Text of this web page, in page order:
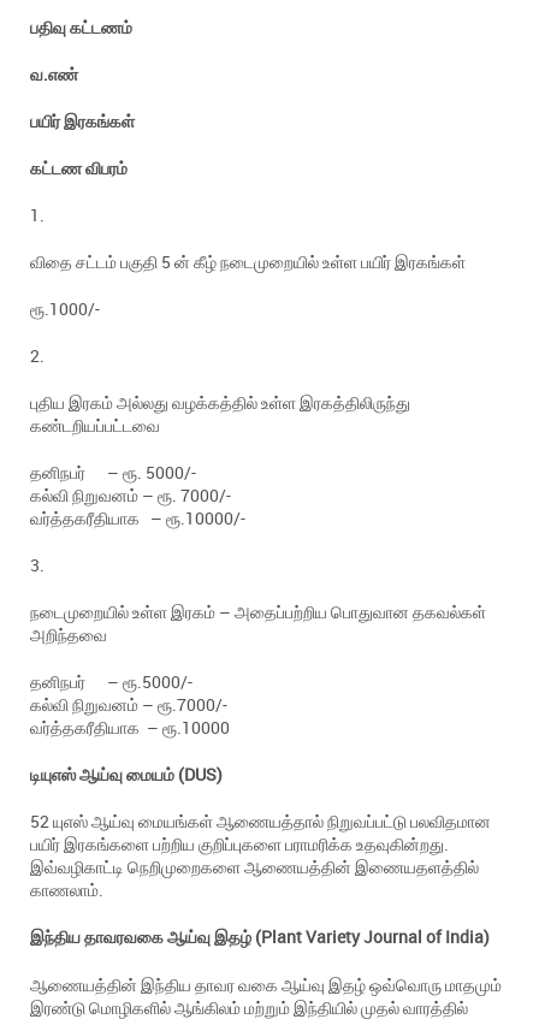
பதிவுகட்டணம்
வ.எண்
பயிர் இரகங்கள்
கட்டண விபரம்
1.
விதை சட்டம் பகுதி 5 ன் கீழ் நடைமுறையில் உள்ள பயிர் இரகங்கள்
ரூ.1000/-
2.
புதிய இரகம் அல்லது வழக்கத்தில் உள்ள இரகத்திலிருந்து
கண்டறியப்பட்டவை
தனிநபர் – ரூ. 5000/-
கல்வி நிறுவனம் – ரூ. 7000/-
வர்த்தகரீதியாக – ரூ.10000/-
3.
நடைமுறையில் உள்ள இரகம் – அதைப்பற்றிய பொதுவான தகவல்கள்
அறிந்தவை
தனிநபர் – ரூ.5000/-
கல்வி நிறுவனம் – ரூ.7000/-
வர்த்தகரீதியாக – ரூ.10000
டியுஎஸ்ஆய்வுமையம் (DUS)
52 யுஎஸ் ஆய்வு மையங்கள் ஆணையத்தால் நிறுவப்பட்டு பலவிதமான
பயிர் இரகங்களை பற்றிய குறிப்புகளை பராமரிக்க உதவுகின்றது.
இவ்வழிகாட்டி நெறிமுறைகளை ஆணையத்தின் இணையதளத்தில்
காணலாம்.
இந்தியதாவரவகைஆய்வுஇதழ் (Plant Variety Journal of India)
ஆணையத்தின் இந்திய தாவர வகை ஆய்வு இதழ் ஒவ்வொரு மாதமும்
இரண்டு மொழிகளில் ஆங்கிலம் மற்றும் இந்தியில் முதல் வாரத்தில்